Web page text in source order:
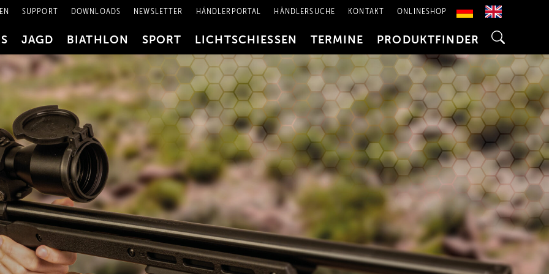
SUPPORT DOWNLOADS NEWSLETTER HÄNDLERPORTAL HÄNDLERSUCHE KONTAKT ONLINESHOP
JAGD BIATHLON SPORT LICHTSCHIESSEN TERMINE PRODUKTFINDER